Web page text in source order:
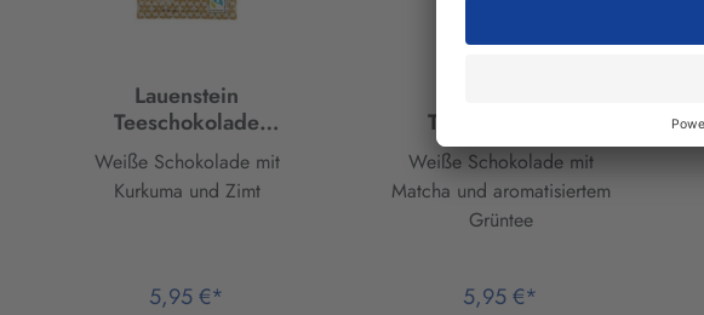
Lauenstein
Teeschokolade
Kurkuma Latte
Weiße Schokolade mit
Kurkuma und Zimt
5,95 €*
Teeschokolade
Morgentau
Weiße Schokolade mit
Matcha und aromatisiertem
Grüntee
5,95 €*